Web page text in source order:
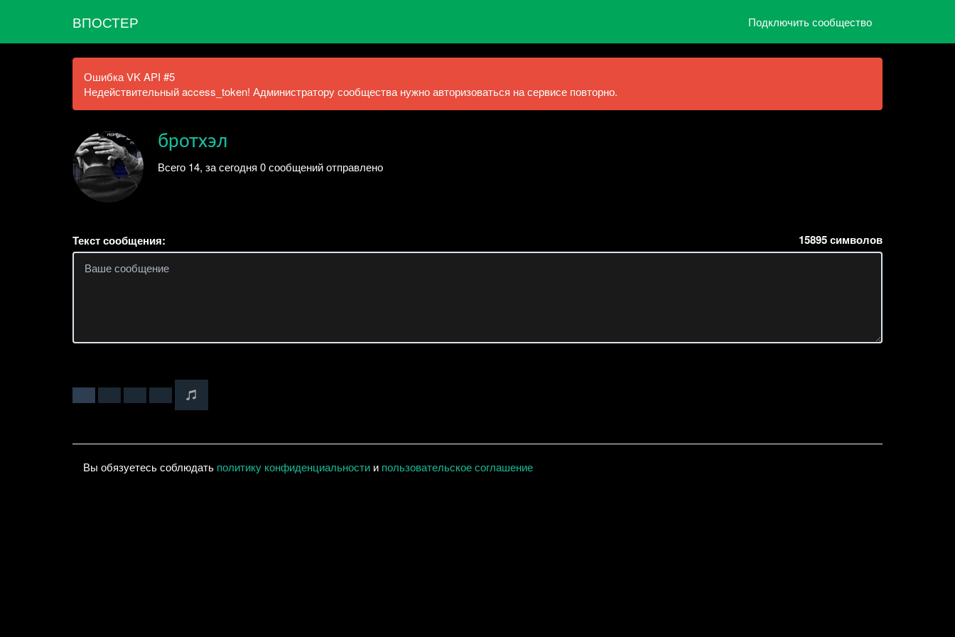
ВПОСТЕР Подключить сообщество
Ошибка VK API #5
Недействительный access_token! Администратору сообщества нужно авторизоваться на сервисе повторно.
бротхэл
Всего 14, за сегодня 0 сообщений отправлено
Текст сообщения: 15895символов
Вы обязуетесь соблюдать политику конфиденциальности и пользовательское соглашение